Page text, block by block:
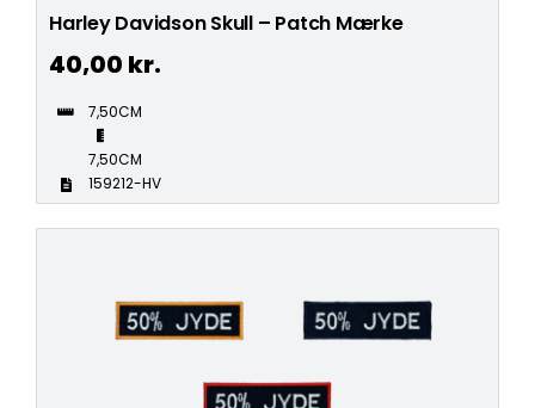
Harley Davidson Skull – Patch Mærke
40,00 kr.
7,50CM
7,50CM
159212-HV